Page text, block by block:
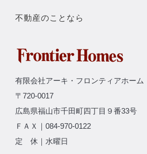
不動産のことなら
有限会社アーキ・フロンティアホーム
〒720-0017
広島県福山市千田町四丁目９番33号
ＦＡＸ｜084-970-0122
定 休｜水曜日